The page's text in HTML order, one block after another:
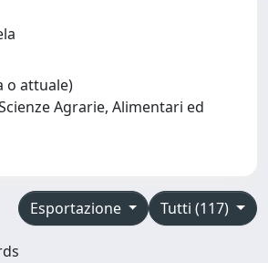
o attuale)
Agrarie, Alimentari ed
Tutti (117)
Esportazione